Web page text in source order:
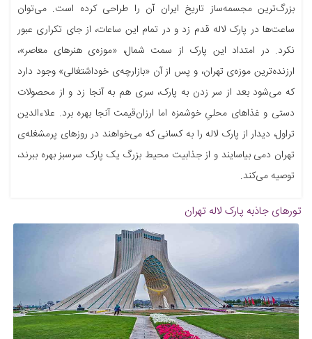
بزرگ‌ترین مجسمه‌ساز تاریخ ایران آن را طراحی کرده است. می‌توان
ساعت‌ها در پارک لاله قدم زد و در تمام این ساعات، از جای تکراری عبور
نکرد. در امتداد این پارک از سمت شمال، «موزه‌ی هنرهای معاصر»،
ارزنده‌ترین موزه‌ی تهران، و پس از آن «بازارچه‌ی خوداشتغالی» وجود دارد
که می‌شود بعد از سر زدن به پارک، سری هم به آنجا زد و از محصولات
دستی و غذاهای محلیِ خوشمزه اما ارزان‌قیمت آنجا بهره برد. علاءالدین
تراول، دیدار از پارک لاله را به کسانی که می‌خواهند در روزهای پرمشغله‌ی
تهران دمی بیاسایند و از جذابیت محیط بزرگ یک پارک سرسبز بهره ببرند،
توصیه می‌کند.
تورهای جاذبه پارک لاله تهران